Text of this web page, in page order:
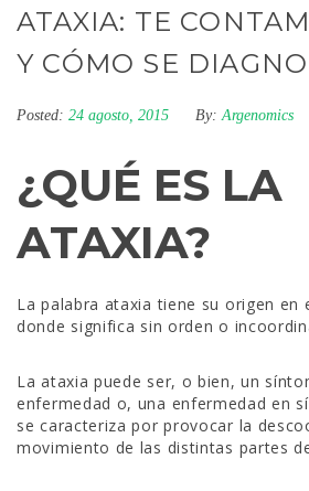
ATAXIA: TE
Y CÓMO SE
Posted: 24 agosto, 2015 By: Argenomics
¿QUÉ ES LA
ATAXIA?
La palabra ataxia tiene su origen en
donde significa sin orden o
La ataxia puede ser, o bien, un
enfermedad o, una enfermedad en
se caracteriza por provocar la
movimiento de las distintas partes